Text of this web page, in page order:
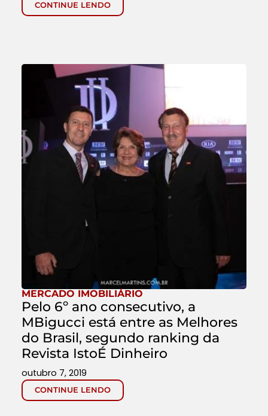
CONTINUE LENDO
MERCADO IMOBILIÁRIO
Pelo 6º ano consecutivo, a
MBigucci está entre as Melhores
do Brasil, segundo ranking da
Revista IstoÉ Dinheiro
CONTINUE LENDO
outubro 7, 2019